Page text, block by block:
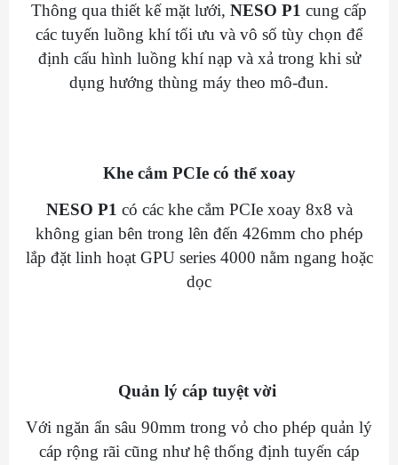
Thông qua thiết kế mặt lưới, NESO P1 cung cấp
các tuyến luồng khí tối ưu và vô số tùy chọn để
định cấu hình luồng khí nạp và xả trong khi sử
dụng hướng thùng máy theo mô-đun.
Khe cắm PCIe có thể xoay
NESO P1 có các khe cắm PCIe xoay 8x8 và
không gian bên trong lên đến 426mm cho phép
lắp đặt linh hoạt GPU series 4000 nằm ngang hoặc
dọc
Quản lý cáp tuyệt vời
Với ngăn ẩn sâu 90mm trong vỏ cho phép quản lý
cáp rộng rãi cũng như hệ thống định tuyến cáp